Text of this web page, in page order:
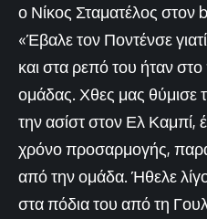
ο Νίκος Σταματέλος
«Έβαλε τον Ποντένσε
και στα ρεπό του ήταν
ομάδας. Χθες μας θύμισε
την ασίστ στον Ελ Καμπί,
χρόνο προσαρμογής,
από την ομάδα. Ήθελε λίγο
στα πόδια του από τη